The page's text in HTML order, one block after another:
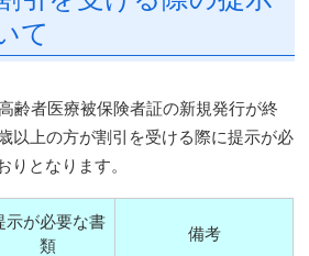
て
齢者医療被保険者証の新規発行が終
以上の方が割引を受ける際に提示が必
りとなります。
示が必要な書
類
備考